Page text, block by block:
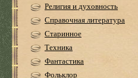
Религия и духовность
Справочная литература
Старинное
Техника
Фантастика
Фольклор